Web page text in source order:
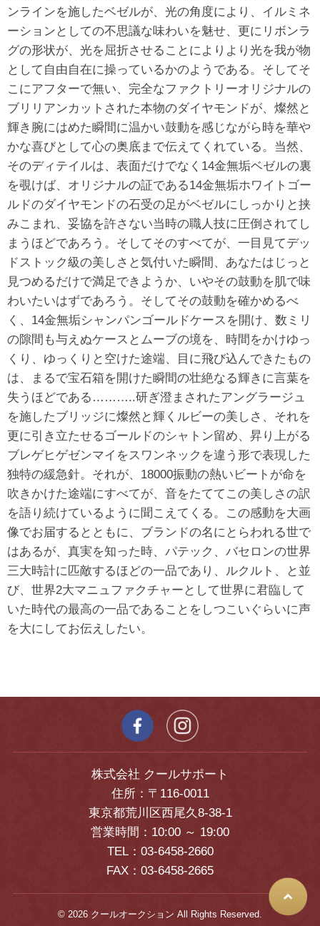
ンラインを施したベゼルが、光の角度により、イルミネ
ーションとしての不思議な味わいを魅せ、更にリボンラ
グの形状が、光を屈折させることによりより光を我が物
として自由自在に操っているかのようである。そしてそ
こにアフターで無い、完全なファクトリーオリジナルの
ブリリアンカットされた本物のダイヤモンドが、燦然と
輝き腕にはめた瞬間に温かい鼓動を感じながら時を華や
かな喜びとして心の奥底まで伝えてくれている。当然、
そのディテイルは、表面だけでなく14金無垢ベゼルの裏
を覗けば、オリジナルの証である14金無垢ホワイトゴー
ルドのダイヤモンドの石受の足がベゼルにしっかりと挟
みこまれ、妥協を許さない当時の職人技に圧倒されてし
まうほどであろう。そしてそのすべてが、一目見てデッ
ドストック級の美しさと気付いた瞬間、あなたはじっと
見つめるだけで満足できようか、いやその鼓動を肌で味
わいたいはずであろう。そしてその鼓動を確かめるべ
く、14金無垢シャンパンゴールドケースを開け、数ミリ
の隙間も与えぬケースとムーブの境を、時間をかけゆっ
くり、ゆっくりと空けた途端、目に飛び込んできたもの
は、まるで宝石箱を開けた瞬間の壮絶なる輝きに言葉を
失うほどである………..研ぎ澄まされたアングラージュ
を施したブリッジに燦然と輝くルビーの美しさ、それを
更に引き立たせるゴールドのシャトン留め、昇り上がる
ブレゲヒゲゼンマイをスワンネックを違う形で表現した
独特の緩急針。それが、18000振動の熱いビートが命を
吹きかけた途端にすべてが、音をたててこの美しさの訳
を語り続けているように聞こえてくる。この感動を大画
像でお届するとともに、ブランドの名にとらわれる世で
はあるが、真実を知った時、パテック、バセロンの世界
三大時計に匹敵するほどの一品であり、ルクルト、と並
び、世界2大マニュファクチャーとして世界に君臨して
いた時代の最高の一品であることをしつこいぐらいに声
を大にしてお伝えしたい。
株式会社 クールサポート
住所：〒116-0011
東京都荒川区西尾久8-38-1
営業時間：10:00 ～ 19:00
TEL：03-6458-2660
FAX：03-6458-2665
© 2026 クールオークション All Rights Reserved.